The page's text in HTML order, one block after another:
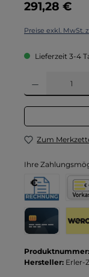
Regulärer Preis:
291,28 €
Preise exkl. MwSt.
Lieferzeit 3-4
Produkt Anzahl:
Zum
Ihre
Rechnung
Produktnummer:
Hersteller: Erler-